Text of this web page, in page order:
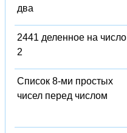
два
2441 деленное на число
2
Список 8-ми простых
чисел перед числом